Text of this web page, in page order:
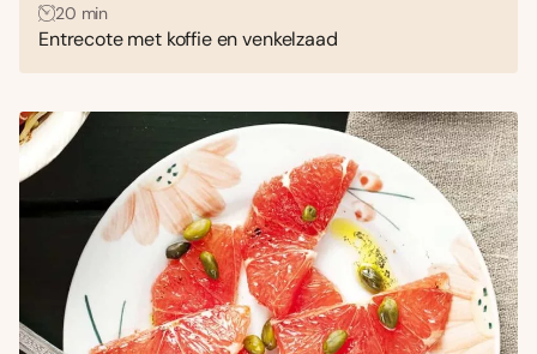
20 min
Entrecote met koffie en venkelzaad